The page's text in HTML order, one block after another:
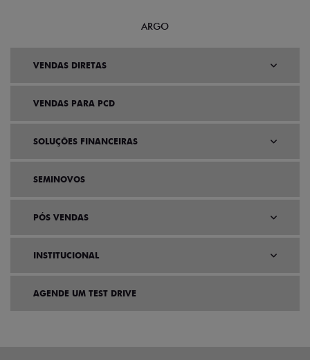
ARGO
VENDAS DIRETAS
VENDAS PARA PCD
SOLUÇÕES FINANCEIRAS
SEMINOVOS
PÓS VENDAS
INSTITUCIONAL
AGENDE UM TEST DRIVE